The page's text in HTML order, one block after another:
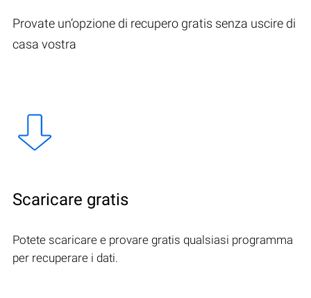
Provate un’opzione di recupero gratis senza uscire di
casa vostra
Scaricare gratis
Potete scaricare e provare gratis qualsiasi programma
per recuperare i dati.